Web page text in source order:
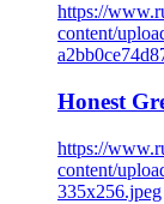
https://
content/
Honest
https://
content/
335x256.jpeg